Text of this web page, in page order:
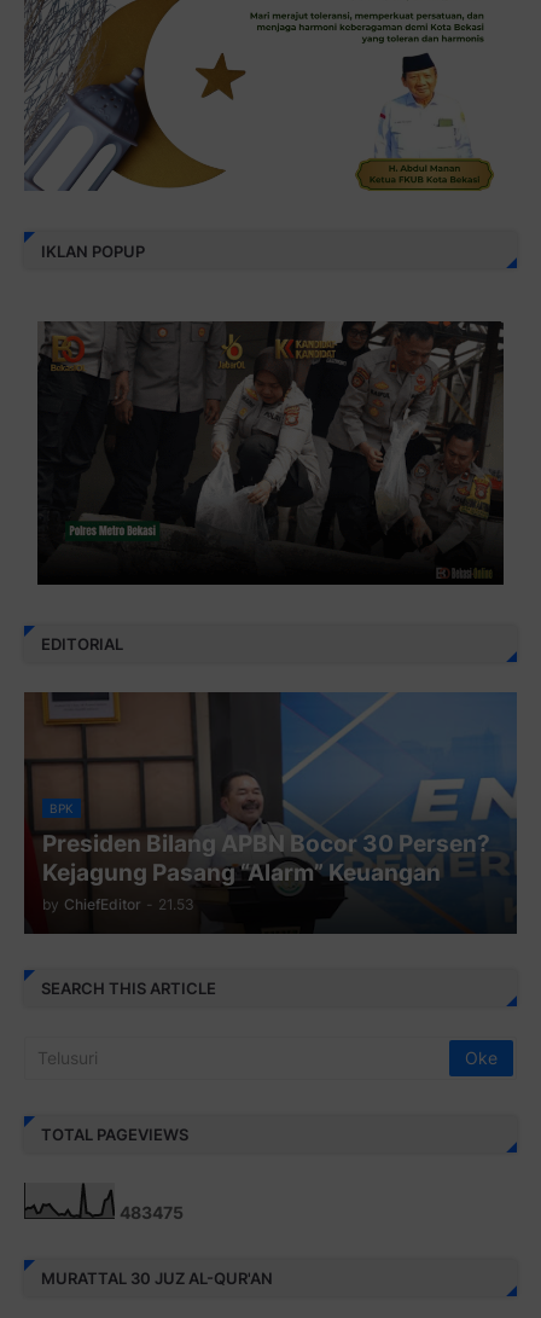
IKLAN POPUP
EDITORIAL
BPK
Presiden Bilang APBN Bocor 30 Persen?
Kejagung Pasang “Alarm” Keuangan
by ChiefEditor - 21.53
SEARCH THIS ARTICLE
TOTAL PAGEVIEWS
483475
MURATTAL 30 JUZ AL-QUR'AN